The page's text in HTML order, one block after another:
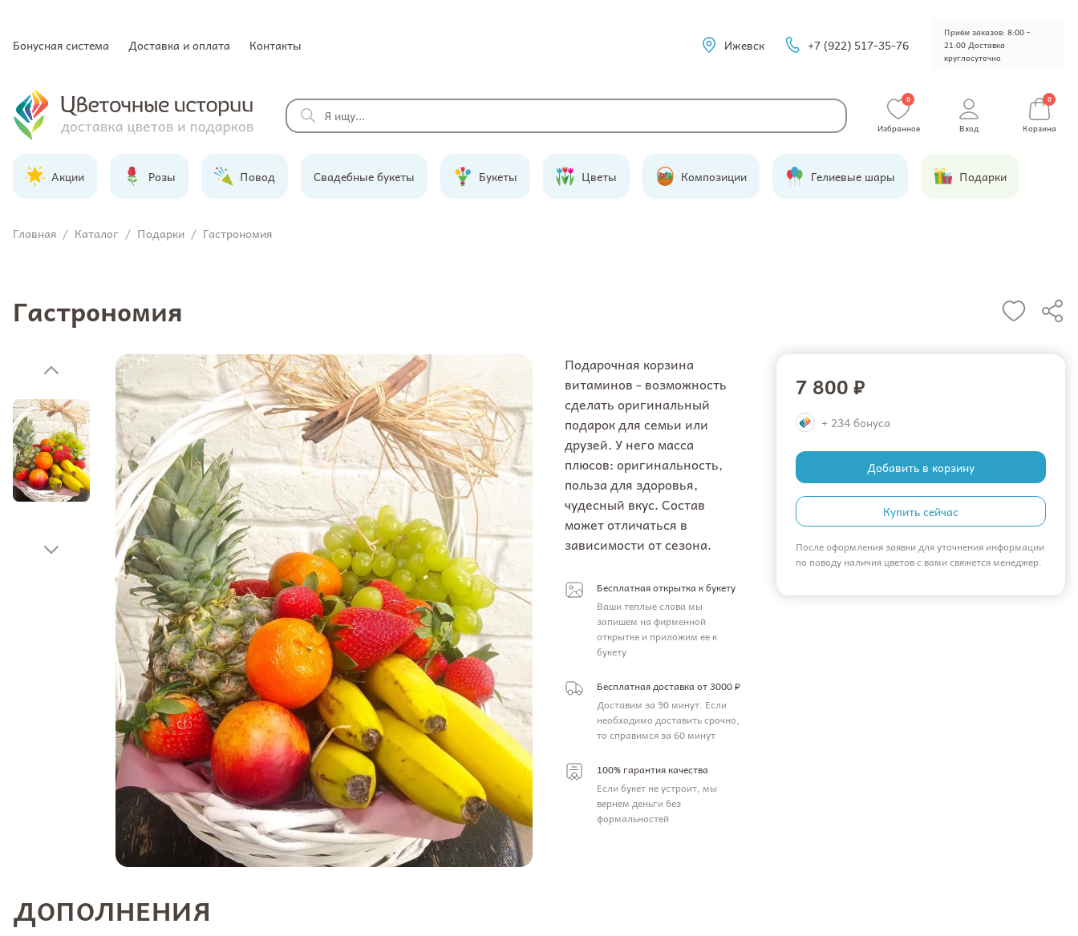
Бонусная система Доставка и оплата Контакты Ижевск +7 (922) 517-35-76
Приём заказов: 8:00 -
21:00 Доставка
круглосуточно
0
Избранное Вход
0
Корзина
Акции Розы Повод Свадебные букеты Букеты Цветы Композиции Гелиевые шары Подарки
Главная / Каталог / Подарки / Гастрономия
Гастрономия
Подарочная корзина
витаминов - возможность
сделать оригинальный
подарок для семьи или
друзей. У него масса
плюсов: оригинальность,
польза для здоровья,
чудесный вкус. Состав
может отличаться в
зависимости от сезона.
Бесплатная открытка к букету
Ваши теплые слова мы
запишем на фирменной
открытке и приложим ее к
букету
Бесплатная доставка от 3000 ₽
Доставим за 90 минут. Если
необходимо доставить срочно,
то справимся за 60 минут
100% гарантия качества
Если букет не устроит, мы
вернем деньги без
формальностей
7 800 ₽
+ 234 бонуса
Добавить в корзину
Купить сейчас
После оформления заявки для уточнения информации
по поводу наличия цветов с вами свяжется менеджер.
ДОПОЛНЕНИЯ